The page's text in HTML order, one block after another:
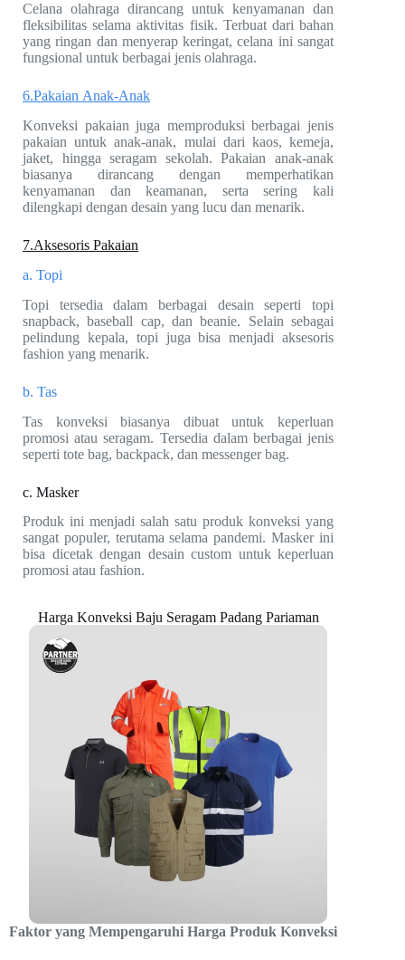
Celana olahraga dirancang untuk kenyamanan dan
fleksibilitas selama aktivitas fisik. Terbuat dari bahan
yang ringan dan menyerap keringat, celana ini sangat
fungsional untuk berbagai jenis olahraga.
6.Pakaian Anak-Anak
Konveksi pakaian juga memproduksi berbagai jenis
pakaian untuk anak-anak, mulai dari kaos, kemeja,
jaket, hingga seragam sekolah. Pakaian anak-anak
biasanya dirancang dengan memperhatikan
kenyamanan dan keamanan, serta sering kali
dilengkapi dengan desain yang lucu dan menarik.
7.Aksesoris Pakaian
a. Topi
Topi tersedia dalam berbagai desain seperti topi
snapback, baseball cap, dan beanie. Selain sebagai
pelindung kepala, topi juga bisa menjadi aksesoris
fashion yang menarik.
b. Tas
Tas konveksi biasanya dibuat untuk keperluan
promosi atau seragam. Tersedia dalam berbagai jenis
seperti tote bag, backpack, dan messenger bag.
c. Masker
Produk ini menjadi salah satu produk konveksi yang
sangat populer, terutama selama pandemi. Masker ini
bisa dicetak dengan desain custom untuk keperluan
promosi atau fashion.
Harga Konveksi Baju Seragam Padang Pariaman
Faktor yang Mempengaruhi Harga Produk Konveksi